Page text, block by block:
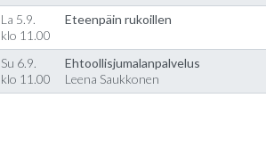
La 5.9.
klo 11.00
Eteenpäin rukoillen
Su 6.9.
klo 11.00
Ehtoollisjumalanpalvelus
Leena Saukkonen